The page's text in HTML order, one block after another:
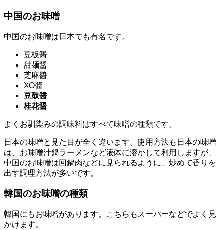
中国のお味噌
中国のお味噌は日本でも有名です。
豆板醤
甜麺醤
芝麻醬
XO醬
豆鼓醤
桂花醤
よくお馴染みの調味料はすべて味噌の種類です。
日本の味噌と見た目が全く違います。使用方法も日本の味噌
は、お味噌汁鍋ラーメンなど液体に溶かして利用しますが、
中国のお味噌は回鍋肉などに見られるように、炒めて香りを
出す調理方法が多いです。
韓国のお味噌の種類
韓国にもお味噌があります。こちらもスーパーなどでよく見
かけます。